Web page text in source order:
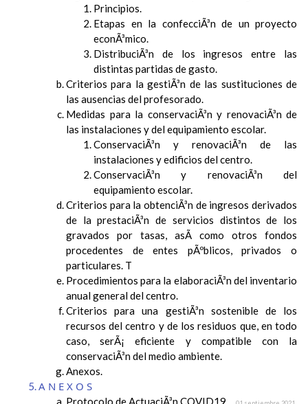
Principios.
Etapas en la confecciÃ³n de un proyecto
econÃ³mico.
DistribuciÃ³n de los ingresos entre las
distintas partidas de gasto.
Criterios para la gestiÃ³n de las sustituciones de
las ausencias del profesorado.
Medidas para la conservaciÃ³n y renovaciÃ³n de
las instalaciones y del equipamiento escolar.
ConservaciÃ³n y renovaciÃ³n de las
instalaciones y edificios del centro.
ConservaciÃ³n y renovaciÃ³n del
equipamiento escolar.
Criterios para la obtenciÃ³n de ingresos derivados
de la prestaciÃ³n de servicios distintos de los
gravados por tasas, asÃ­ como otros fondos
procedentes de entes pÃºblicos, privados o
particulares. T
Procedimientos para la elaboraciÃ³n del inventario
anual general del centro.
Criterios para una gestiÃ³n sostenible de los
recursos del centro y de los residuos que, en todo
caso, serÃ¡ eficiente y compatible con la
conservaciÃ³n del medio ambiente.
Anexos.
ANEXOS
Protocolo de ActuaciÃ³n COVID19